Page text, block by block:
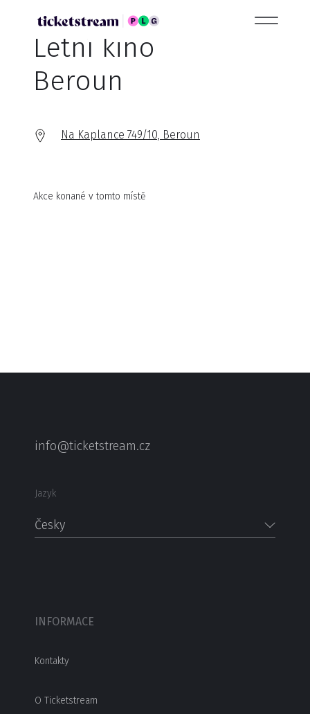
Letní kino
Beroun
Na Kaplance 749/10, Beroun
Akce konané v tomto místě
info@ticketstream.cz
Jazyk
Česky
INFORMACE
Kontakty
O Ticketstream